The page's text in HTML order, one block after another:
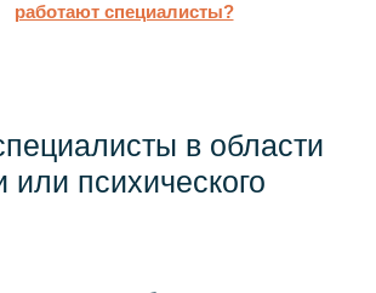
работают специалисты?
в области
или психического